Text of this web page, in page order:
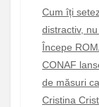
Cum îți
distractiv,
Începe
CONAF
de măsuri
Cristina